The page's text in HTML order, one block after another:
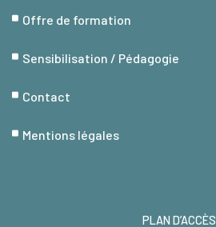
Offre de formation
Sensibilisation / Pédagogie
Contact
Mentions légales
PLAN D’ACCÈS